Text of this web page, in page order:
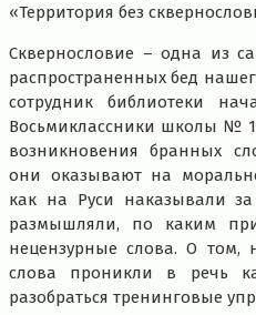
«Территория без
Сквернословие – одна из
распространенных бед
сотрудник библиотеки
Восьмиклассники школы №
возникновения бранных
они оказывают на
как на Руси наказывали за
размышляли, по каким
нецензурные слова. О том,
слова проникли в речь
разобраться тренинговые